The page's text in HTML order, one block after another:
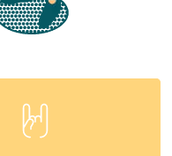
more